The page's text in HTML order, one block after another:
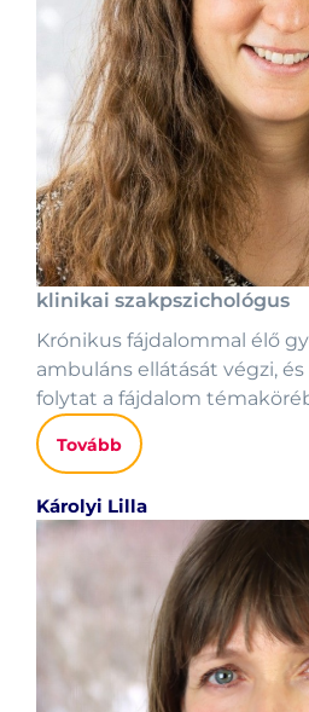
klinikai szakpszichológus
Krónikus fájdalommal élő
ambuláns ellátását végzi,
folytat a fájdalom
Tovább
Károlyi Lilla